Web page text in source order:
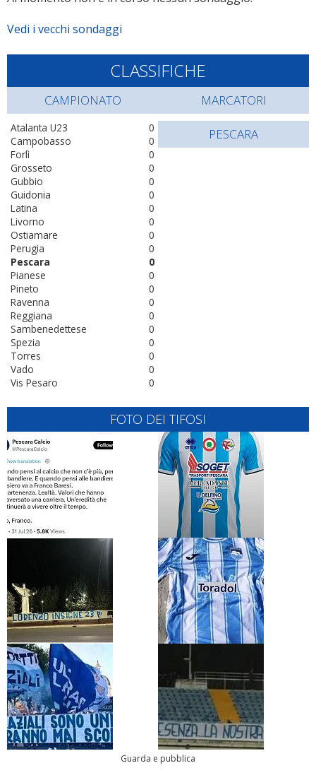
Vedi i vecchi sondaggi
CLASSIFICHE
CAMPIONATO
0
Atalanta U23
0
Campobasso
0
Forlì
0
Grosseto
0
Gubbio
0
Guidonia
0
Latina
0
Livorno
0
Ostiamare
0
Perugia
0
Pescara
0
Pianese
0
Pineto
0
Ravenna
0
Reggiana
0
Sambenedettese
0
Spezia
0
Torres
0
Vado
0
Vis Pesaro
MARCATORI
PESCARA
FOTO DEI TIFOSI
Guarda e pubblica